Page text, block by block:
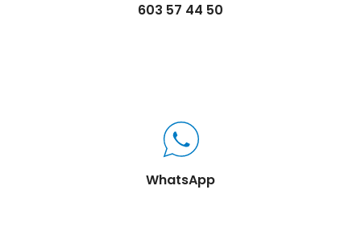
603 57 44 50
WhatsApp